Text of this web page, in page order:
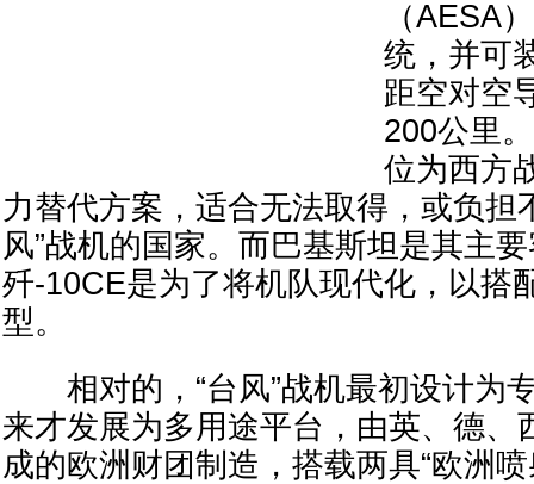
（AESA
统，并可
距空对空
200公里
位为西方
力替代方案，适合无法取得，或负担
风”战机的国家。而巴基斯坦是其主
歼-10CE是为了将机队现代化，以搭
型。
相对的，“台风”战机最初设计为
来才发展为多用途平台，由英、德、
成的欧洲财团制造，搭载两具“欧洲